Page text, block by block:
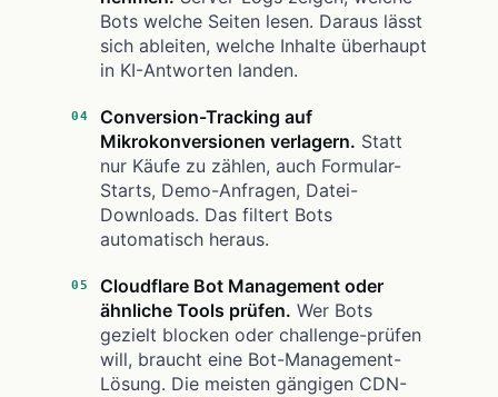
Bots welche Seiten lesen. Daraus lässt
sich ableiten, welche Inhalte überhaupt
in KI-Antworten landen.
Conversion-Tracking auf
Mikrokonversionen verlagern. Statt
nur Käufe zu zählen, auch Formular-
Starts, Demo-Anfragen, Datei-
Downloads. Das filtert Bots
automatisch heraus.
Cloudflare Bot Management oder
ähnliche Tools prüfen. Wer Bots
gezielt blocken oder challenge-prüfen
will, braucht eine Bot-Management-
Lösung. Die meisten gängigen CDN-